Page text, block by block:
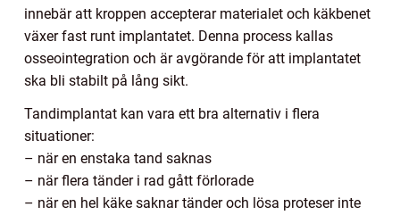
innebär att kroppen accepterar materialet och käkbenet
växer fast runt implantatet. Denna process kallas
osseointegration och är avgörande för att implantatet
ska bli stabilt på lång sikt.
Tandimplantat kan vara ett bra alternativ i flera
situationer:
– när en enstaka tand saknas
– när flera tänder i rad gått förlorade
– när en hel käke saknar tänder och lösa proteser inte